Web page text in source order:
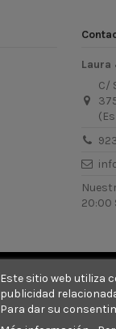
Laura
C/
20:00
Este sitio web utiliza
publicidad
Para dar su